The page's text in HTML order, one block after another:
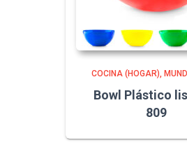
COCINA (HOGAR)
Bowl Plástico
809